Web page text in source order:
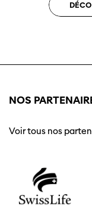
NOS
Voir tous nos